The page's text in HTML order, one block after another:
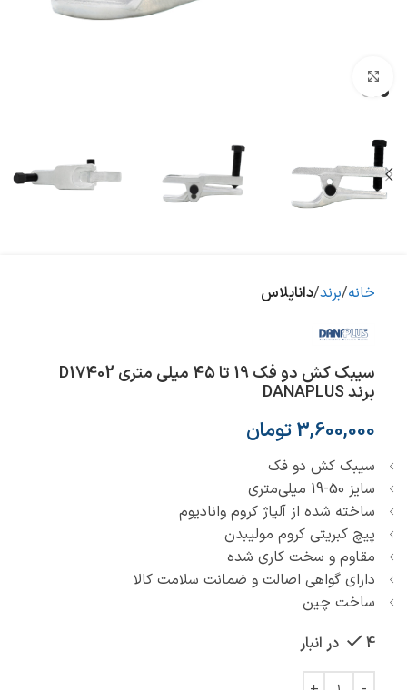
خانه برند داناپلاس
سیبک کش دو فک 19 تا 45 میلی متری D17402
برند DANAPLUS
3,600,000تومان
سیبک کش دو فک
سایز 50-19 میلی‌متری
ساخته شده از آلیاژ کروم وانادیوم
پیچ کبریتی کروم مولیبدن
مقاوم و سخت کاری شده
دارای گواهی اصالت و ضمانت سلامت کالا
ساخت چین
4 در انبار